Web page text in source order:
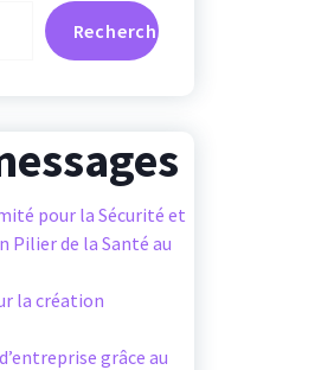
Rechercher
pour la Sécurité et
Pilier de la Santé au
la création
grâce au